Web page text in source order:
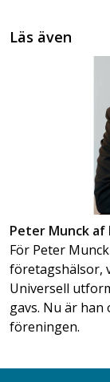
Läs även
Peter Munck af
För Peter
företagshälsor,
Universell
gavs. Nu är
föreningen.